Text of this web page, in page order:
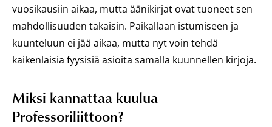
vuosikausiin aikaa, mutta äänikirjat ovat tuoneet sen
mahdollisuuden takaisin. Paikallaan istumiseen ja
kuunteluun ei jää aikaa, mutta nyt voin tehdä
kaikenlaisia fyysisiä asioita samalla kuunnellen kirjoja.
Miksi kannattaa kuulua
Professoriliittoon?